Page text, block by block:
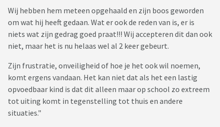
rekenen 1 1/2 jaar en geletterdheid een jaar. (hij kan al aardig
lezen en schrijven, rekenen vind hij heel erg leuk).
Vorig jaar november zijn wij bij de GGZ gestart met
onderzoeken om in zijn hoofdje te kunnen kijken. Afgelopen
maandag heeft hij zijn laatste onderzoek gehad en
aankomende maandag krijgen wij de uitslagen. Autisme is
uitgesloten en ADHD heeft hij wat trekjes van, maar niet
dusdanig dat dit zijn gedrag op school kan verklaren. Dit is
inmiddels aan ons medegedeeld. Zijn laatste onderzoek was
Wij hebben hem meteen opgehaald en zijn boos geworden
om wat hij heeft gedaan. Wat er ook de reden van is, er is
niets wat zijn gedrag goed praat!!! Wij accepteren dit dan ook
niet, maar het is nu helaas wel al 2 keer gebeurt.
Zijn frustratie, onveiligheid of hoe je het ook wil noemen,
komt ergens vandaan. Het kan niet dat als het een lastig
opvoedbaar kind is dat dit alleen maar op school zo extreem
tot uiting komt in tegenstelling tot thuis en andere
situaties."